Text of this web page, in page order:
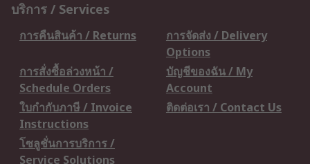
บริการ / Services
การคืนสินค้า / Returns
การจัดส่ง / Delivery
Options
การสั่งซื้อล่วงหน้า /
Schedule Orders
บัญชีของฉัน / My
Account
ใบกำกับภาษี / Invoice
Instructions
ติดต่อเรา / Contact Us
โซลูชั่นการบริการ /
Service Solutions